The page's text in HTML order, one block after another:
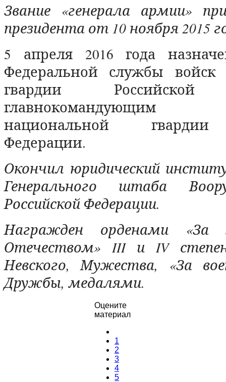
Звание «генерала армии»
президента от 10 ноября 2015
5 апреля 2016 года
Федеральной службы войск
гвардии Российской
национальной гвардии
Федерации.
Окончил юридический
Генерального штаба
Российской Федерации.
Награжден орденами «За
Отечеством» III и IV
Невского, Мужества, «За
Дружбы, медалями.
Оцените
материал
1
2
3
4
5